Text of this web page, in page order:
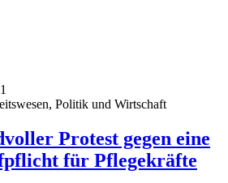
Politik und Wirtschaft
Protest gegen eine
für Pflegekräfte